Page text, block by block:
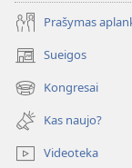
Prašymas
Sueigos
(atsiveria
naujas
langas)
Kongresai
(atsiveria
naujas
langas)
Kas naujo?
Videoteka